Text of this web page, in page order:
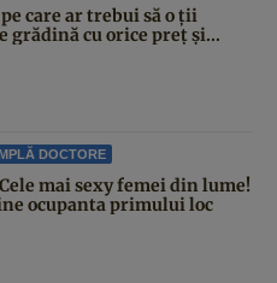
care ar trebui să o ții
grădină cu orice preț și...
DOCTORE
mai sexy femei din lume!
ocupanta primului loc